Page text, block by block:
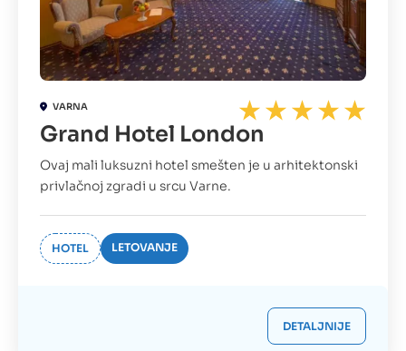
VARNA
Grand Hotel London
Ovaj mali luksuzni hotel smešten je u arhitektonski
privlačnoj zgradi u srcu Varne.
HOTEL LETOVANJE
DETALJNIJE